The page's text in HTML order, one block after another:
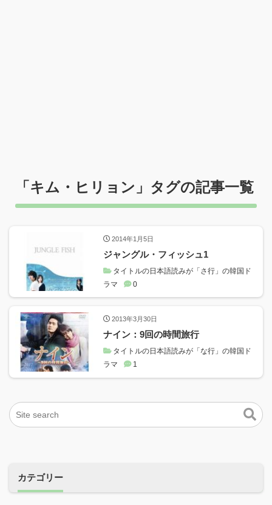
「キム・ヒリョン 」タグの記事一覧
2014年1月5日
ジャングル・フィッシュ1
タイトルの日本語読みが「さ行」の韓国ド
ラマ
0
2013年3月30日
ナイン：9回の時間旅行
タイトルの日本語読みが「な行」の韓国ド
ラマ
1
カテゴリー